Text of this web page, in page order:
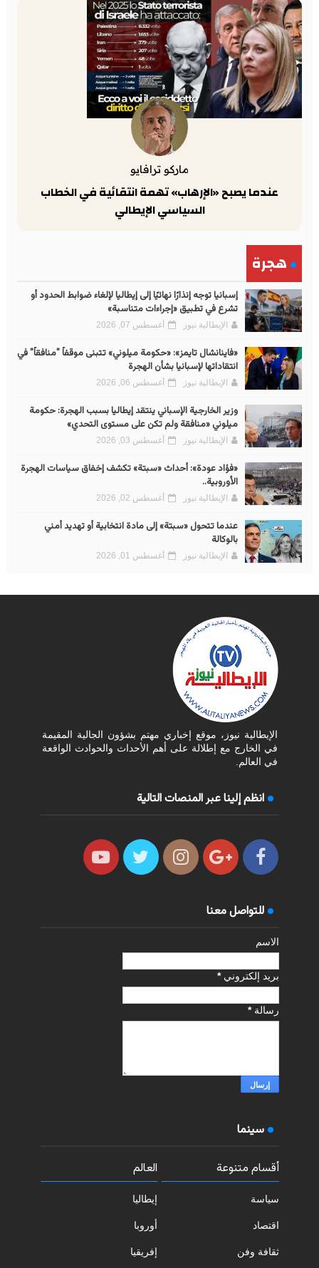
ماركو ترافايو
عندما يصبح «الإرهاب» تهمة انتقائية في الخطاب
السياسي الإيطالي
هجرة
إسبانيا توجه إنذارًا نهائيًا إلى إيطاليا لإلغاء ضوابط الحدود أو
تشرع في تطبيق «إجراءات متناسبة»
الإيطالية نيوز أغسطس 07, 2026
«فاينانشال تايمز»: «حكومة ميلوني» تتبنى موقفاً "منافقاً" في
انتقاداتها لإسبانيا بشأن الهجرة
الإيطالية نيوز أغسطس 06, 2026
وزير الخارجية الإسباني ينتقد إيطاليا بسبب الهجرة: حكومة
ميلوني «منافقة ولم تكن على مستوى التحدي»
الإيطالية نيوز أغسطس 03, 2026
«فؤاد عودة»: أحداث «سبتة» تكشف إخفاق سياسات الهجرة
الأوروبية..
الإيطالية نيوز أغسطس 02, 2026
عندما تتحول «سبتة» إلى مادة انتخابية أو تهديد أمني
بالوكالة
الإيطالية نيوز أغسطس 01, 2026
الإيطالية نيوز، موقع إخباري مهتم بشؤون الجالية المقيمة
في الخارج مع إطلالة على أهم الأحداث والحوادث الواقعة
في العالم.
انظم إلينا عبر المنصات التالية
للتواصل معنا
الاسم
بريد إلكتروني*
رسالة*
سينما
أقسام متنوعة
سياسة
اقتصاد
ثقافة وفن
العالم
إيطاليا
أوروبا
إفريقيا